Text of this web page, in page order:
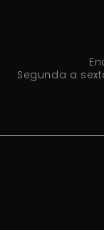
Segunda a